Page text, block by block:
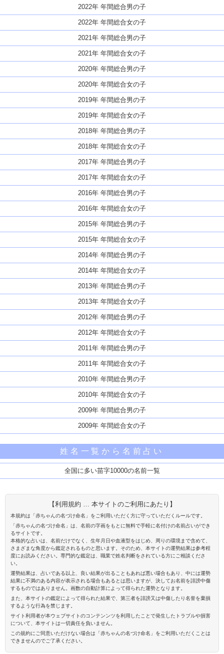
2022年 年間総合男の子
2022年 年間総合女の子
2021年 年間総合男の子
2021年 年間総合女の子
2020年 年間総合男の子
2020年 年間総合女の子
2019年 年間総合男の子
2019年 年間総合女の子
2018年 年間総合男の子
2018年 年間総合女の子
2017年 年間総合男の子
2017年 年間総合女の子
2016年 年間総合男の子
2016年 年間総合女の子
2015年 年間総合男の子
2015年 年間総合女の子
2014年 年間総合男の子
2014年 年間総合女の子
2013年 年間総合男の子
2013年 年間総合女の子
2012年 年間総合男の子
2012年 年間総合女の子
2011年 年間総合男の子
2011年 年間総合女の子
2010年 年間総合男の子
2010年 年間総合女の子
2009年 年間総合男の子
2009年 年間総合女の子
姓名一覧から名前占い
全国に多い苗字10000の名前一覧
【利用規約 … 本サイトのご利用にあたり】
本規約は「赤ちゃんの名づけ命名」をご利用いただく方に守っていただくルールです。
「赤ちゃんの名づけ命名」は、名前の字画をもとに無料で手軽に名付けの名前占いができ
るサイトです。
本格的な占いは、名前だけでなく、生年月日や血液型をはじめ、周りの環境まで含めて、
さまざまな角度から鑑定されるものと思います。そのため、本サイトの運勢結果は参考程
度にお読みください。専門的な鑑定は、職業で姓名判断をされている方にご相談くださ
い。
運勢結果は、占いである以上、良い結果が出ることもあれば悪い場合もあり、中には運勢
結果に不満のある内容が表示される場合もあるとは思いますが、決してお名前を誹謗中傷
するものではありません。画数の自動計算によって得られた運勢となります。
また、本サイトの鑑定によって得られた結果で、第三者を誹謗又は中傷したり名誉を棄損
するような行為を禁じます。
サイト利用者が本ウェブサイトのコンテンンツを利用したことで発生したトラブルや損害
について、本サイトは一切責任を負いません。
この規約にご同意いただけない場合は「赤ちゃんの名づけ命名」をご利用いただくことは
できませんのでご了承ください。